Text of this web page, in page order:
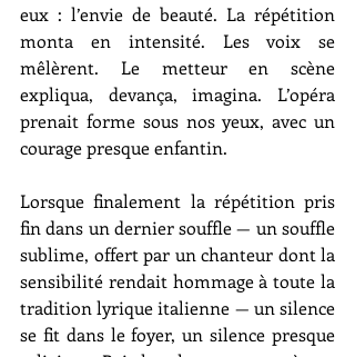
eux : l’envie de beauté. La répétition
monta en intensité. Les voix se
mêlèrent. Le metteur en scène
expliqua, devança, imagina. L’opéra
prenait forme sous nos yeux, avec un
courage presque enfantin.
Lorsque finalement la répétition pris
fin dans un dernier souffle — un souffle
sublime, offert par un chanteur dont la
sensibilité rendait hommage à toute la
tradition lyrique italienne — un silence
se fit dans le foyer, un silence presque